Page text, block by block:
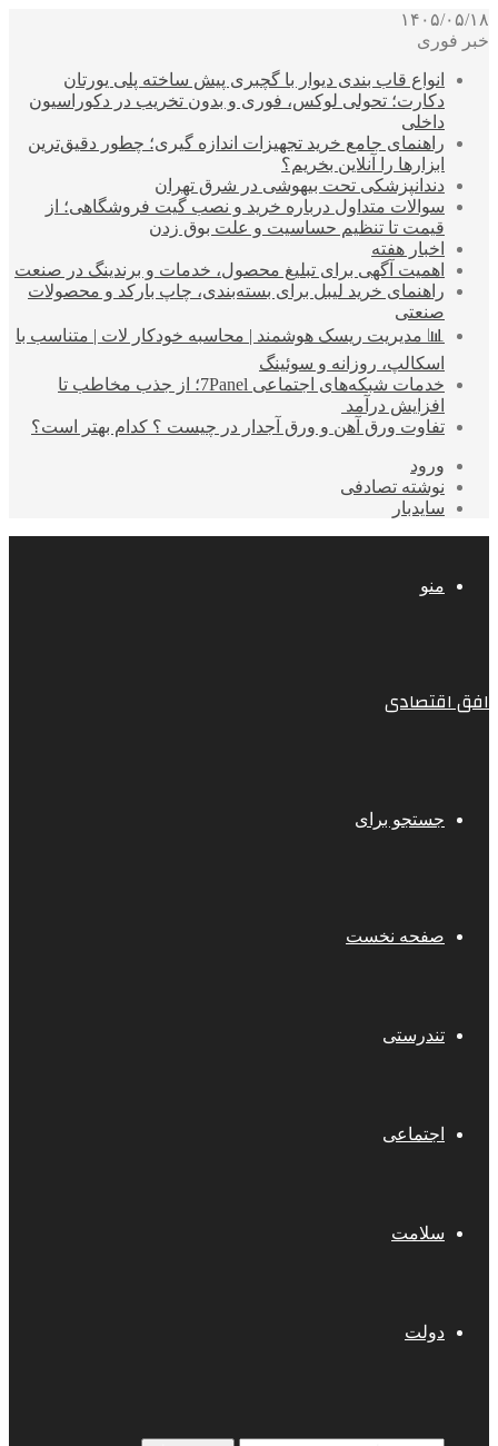
۱۴۰۵/۰۵/۱۸
خبر فوری
انواع قاب بندی دیوار با گچبری پیش ساخته پلی یورتان
دکارت؛ تحولی لوکس، فوری و بدون تخریب در دکوراسیون
داخلی
راهنمای جامع خرید تجهیزات اندازه گیری؛ چطور دقیق‌ترین
ابزارها را آنلاین بخریم؟
دندانپزشکی تحت بیهوشی در شرق تهران
سوالات متداول درباره خرید و نصب گیت فروشگاهی؛ از
قیمت تا تنظیم حساسیت و علت بوق زدن
اخبار هفته
اهمیت آگهی برای تبلیغ محصول، خدمات و برندینگ در صنعت
راهنمای خرید لیبل برای بسته‌بندی، چاپ بارکد و محصولات
صنعتی
📊 مدیریت ریسک هوشمند | محاسبه خودکار لات | متناسب با
اسکالپ، روزانه و سوئینگ
خدمات شبکه‌های اجتماعی 7Panel؛ از جذب مخاطب تا
افزایش درآمد
تفاوت ورق آهن و ورق آجدار در چیست ؟ کدام بهتر است؟
ورود
نوشته تصادفی
سایدبار
منو
افق اقتصادی
جستجو برای
صفحه نخست
تندرستی
اجتماعی
سلامت
دولت